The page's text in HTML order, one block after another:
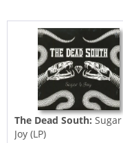
The Dead South:
Joy (LP)